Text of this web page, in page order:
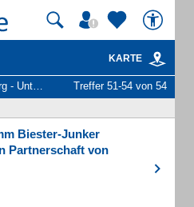
KARTE
und Personen Treffer 51-54 von 54
Biester-Junker
Partnerschaft von